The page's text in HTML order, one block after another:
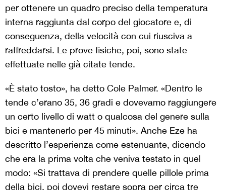
per ottenere un quadro preciso della temperatura
interna raggiunta dal corpo del giocatore e, di
conseguenza, della velocità con cui riusciva a
raffreddarsi. Le prove fisiche, poi, sono state
effettuate nelle già citate tende.
«È stato tosto», ha detto Cole Palmer. «Dentro le
tende c’erano 35, 36 gradi e dovevamo raggiungere
un certo livello di watt o qualcosa del genere sulla
bici e mantenerlo per 45 minuti». Anche Eze ha
descritto l’esperienza come estenuante, dicendo
che era la prima volta che veniva testato in quel
modo: «Si trattava di prendere quelle pillole prima
della bici, poi dovevi restare sopra per circa tre